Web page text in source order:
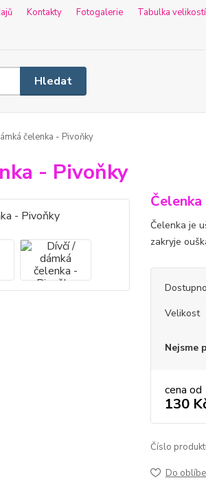
Kontakty Fotogalerie
Tabulka velikostí
Hledat
čelenka - Pivoňky
- Pivoňky
Čelenka
Čelenka je
zakryje
Velikost
Nejsme
cena od
130
Číslo
Do